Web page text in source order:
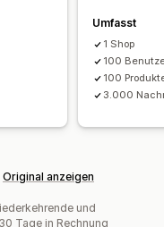
Umfasst
1 Shop
100
100
3.000
Original anzeigen
und
Tage in Rechnung